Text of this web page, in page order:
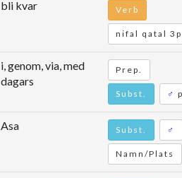
bli kvar Verb
nifal qatal
i, genom, via, med
dagars
Prep.
Subst. ♂
Asa Subst. ♂
Namn/Plats